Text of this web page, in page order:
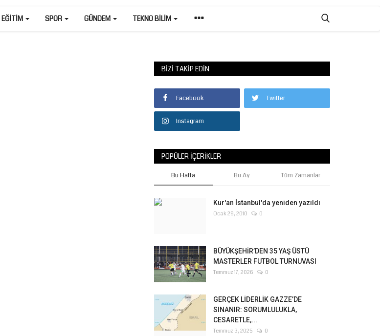
EĞITIM SPOR GÜNDEM TEKNO BILIM
BIZI TAKIP EDIN
Facebook Twitter
Instagram
POPÜLER İÇERIKLER
Bu Hafta Bu Ay Tüm Zamanlar
Kur'an İstanbul'da yeniden yazıldı
Ocak 29, 2010 0
BÜYÜKŞEHİR’DEN 35 YAŞ ÜSTÜ
MASTERLER FUTBOL TURNUVASI
Temmuz 17, 2026 0
GERÇEK LİDERLİK GAZZE’DE
SINANIR: SORUMLULUKLA,
CESARETLE,...
Temmuz 3, 2025 0